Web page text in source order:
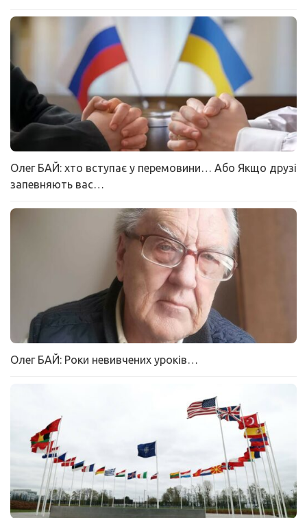
Олег БАЙ: хто вступає у перемовини… Або Якщо друзі
запевняють вас…
Олег БАЙ: Роки невивчених уроків…